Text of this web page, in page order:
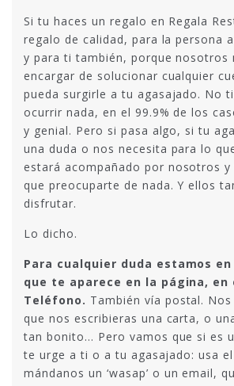
Si tu haces un regalo en Regala
regalo de calidad, para la persona
y para ti también, porque nosotros
encargar de solucionar cualquier
pueda surgirle a tu agasajado. No
ocurrir nada, en el 99.9% de los
y genial. Pero si pasa algo, si tu
una duda o nos necesita para lo
estará acompañado por nosotros
que preocuparte de nada. Y ellos
disfrutar.
Lo dicho.
Para cualquier duda estamos
que te aparece en la página, en
Teléfono. También vía postal.
que nos escribieras una carta, o
tan bonito… Pero vamos que si es
te urge a ti o a tu agasajado: usa
mándanos un ‘wasap’ o un email,